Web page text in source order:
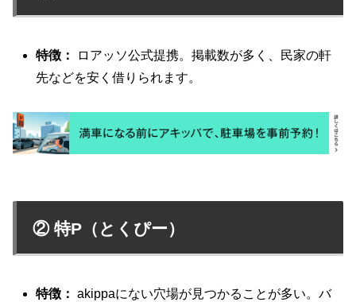
特徴：
ロアッソ公式提携。掲載数が多く、民家の軒
先などを安く借りられます。
② 特P（とくぴー）
特徴： akippaにない穴場が見つかることが多い。バ